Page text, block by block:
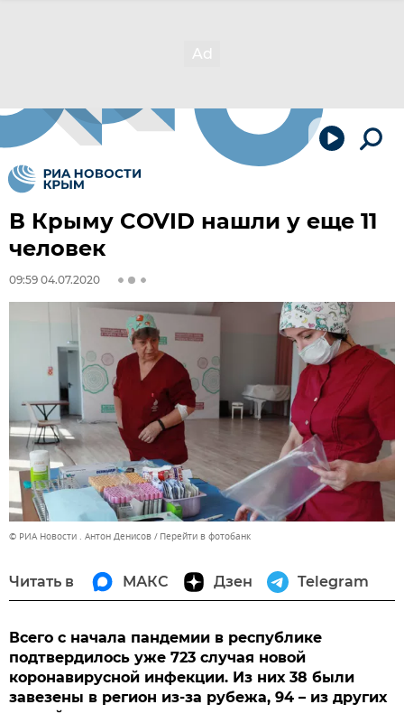
В Крыму COVID нашли у еще 11
человек
09:59 04.07.2020
© РИА Новости . Антон Денисов Перейти в фотобанк
Читать в МАКС Дзен Telegram
Всего с начала пандемии в республике
подтвердилось уже 723 случая новой
коронавирусной инфекции. Из них 38 были
завезены в регион из-за рубежа, 94 – из других